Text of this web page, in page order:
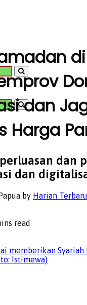
dan
Harga
dan
dan
by Harian
read